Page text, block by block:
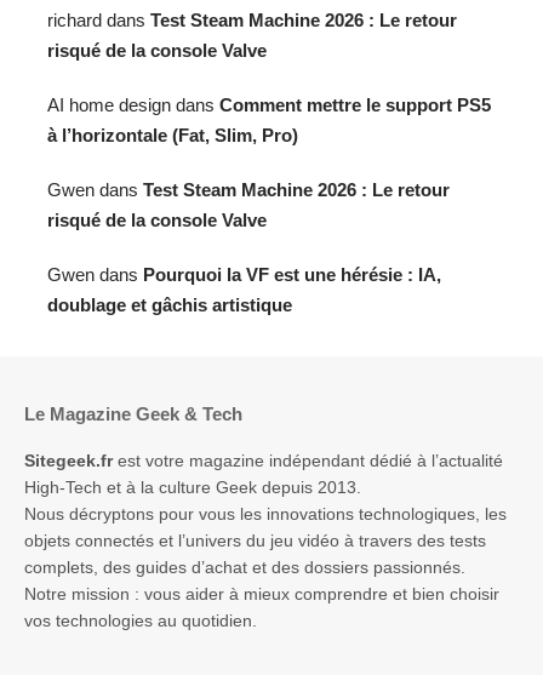
richard dans Test Steam Machine 2026 : Le retour
risqué de la console Valve
AI home design dans Comment mettre le support PS5
à l’horizontale (Fat, Slim, Pro)
Gwen dans Test Steam Machine 2026 : Le retour
risqué de la console Valve
Gwen dans Pourquoi la VF est une hérésie : IA,
doublage et gâchis artistique
Le Magazine Geek & Tech
Sitegeek.frest votre magazine indépendant dédié à l’actualité
High-Tech et à la culture Geek depuis 2013.
Nous décryptons pour vous les innovations technologiques, les
objets connectés et l’univers du jeu vidéo à travers des tests
complets, des guides d’achat et des dossiers passionnés.
Notre mission : vous aider à mieux comprendre et bien choisir
vos technologies au quotidien.